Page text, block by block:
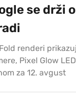
se drži
renderi
Pixel Glow
za 12. avgust